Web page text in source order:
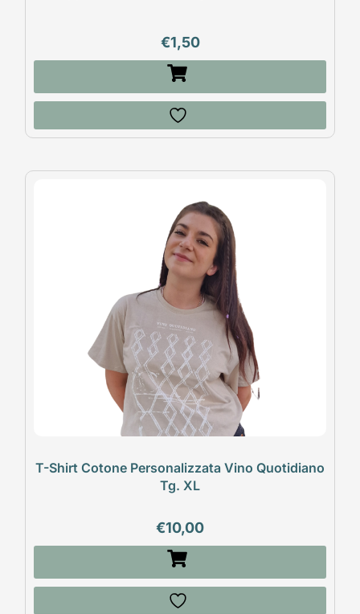
€1,50
T-Shirt Cotone Personalizzata Vino Quotidiano
Tg. XL
€10,00